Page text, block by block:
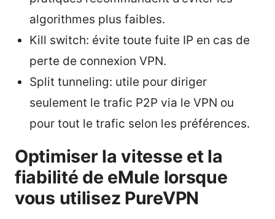
algorithmes plus faibles.
Kill switch: évite toute fuite IP en cas de
perte de connexion VPN.
Split tunneling: utile pour diriger
seulement le trafic P2P via le VPN ou
pour tout le trafic selon les préférences.
Optimiser la vitesse et la
fiabilité de eMule lorsque
vous utilisez PureVPN